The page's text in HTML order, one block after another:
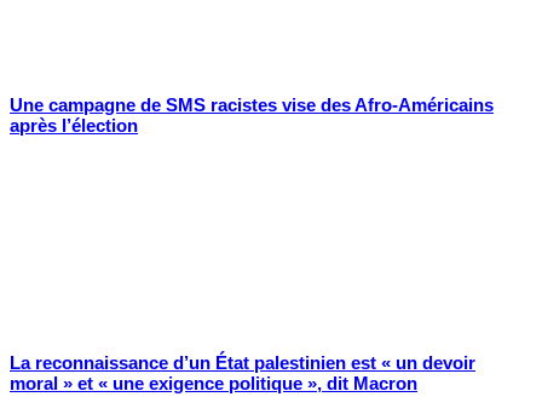
Une campagne de SMS racistes vise des Afro-Américains
après l’élection
La reconnaissance d’un État palestinien est « un devoir
moral » et « une exigence politique », dit Macron